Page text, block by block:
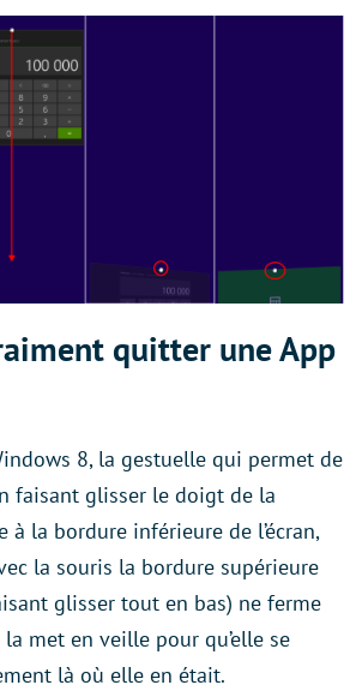
quitter une App
8, la gestuelle qui permet de
faisant glisser le doigt de la
à la bordure inférieure de l’écran,
la souris la bordure supérieure
glisser tout en bas) ne ferme
met en veille pour qu’elle se
là où elle en était.